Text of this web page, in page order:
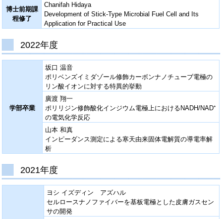
博士前期課
程修了
Chanifah Hidaya
Development of Stick-Type Microbial Fuel Cell and Its
Application for Practical Use
2022年度
学部卒業
坂口 温音
ポリベンズイミダゾール修飾カーボンナノチューブ電極の
リン酸イオンに対する特異的挙動
廣渡 翔一
ポリリジン修飾酸化インジウム電極上におけるNADH/NAD⁺
の電気化学反応
山本 和真
インピーダンス測定による寒天由来固体電解質の導電率解
析
2021年度
ヨシ イズディン アズハル
セルロースナノファイバーを基板電極とした皮膚ガスセン
サの開発